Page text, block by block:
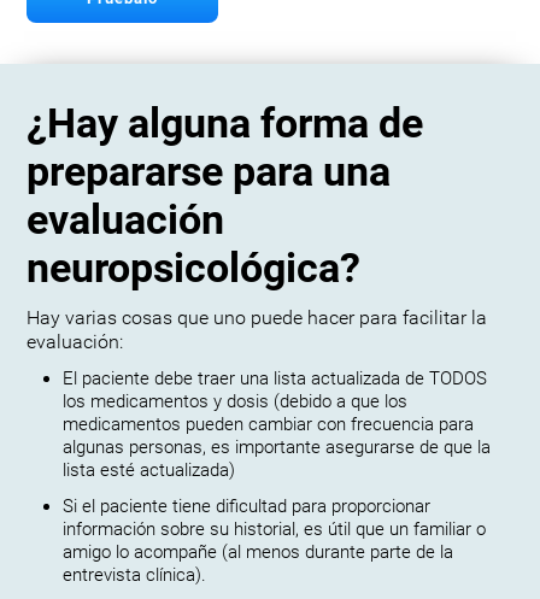
¿Hay alguna forma de
prepararse para una
evaluación
neuropsicológica?
Hay varias cosas que uno puede hacer para facilitar la
evaluación:
El paciente debe traer una lista actualizada de TODOS
los medicamentos y dosis (debido a que los
medicamentos pueden cambiar con frecuencia para
algunas personas, es importante asegurarse de que la
lista esté actualizada)
Si el paciente tiene dificultad para proporcionar
información sobre su historial, es útil que un familiar o
amigo lo acompañe (al menos durante parte de la
entrevista clínica).